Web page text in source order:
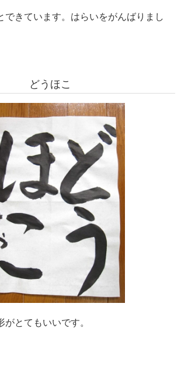
できています。はらいをがんばりまし
どうほこ
がとてもいいです。